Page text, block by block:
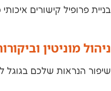
בניית פרופיל קישורים
ניהול מוניטין
שיפור הנראות שלכם בגוגל